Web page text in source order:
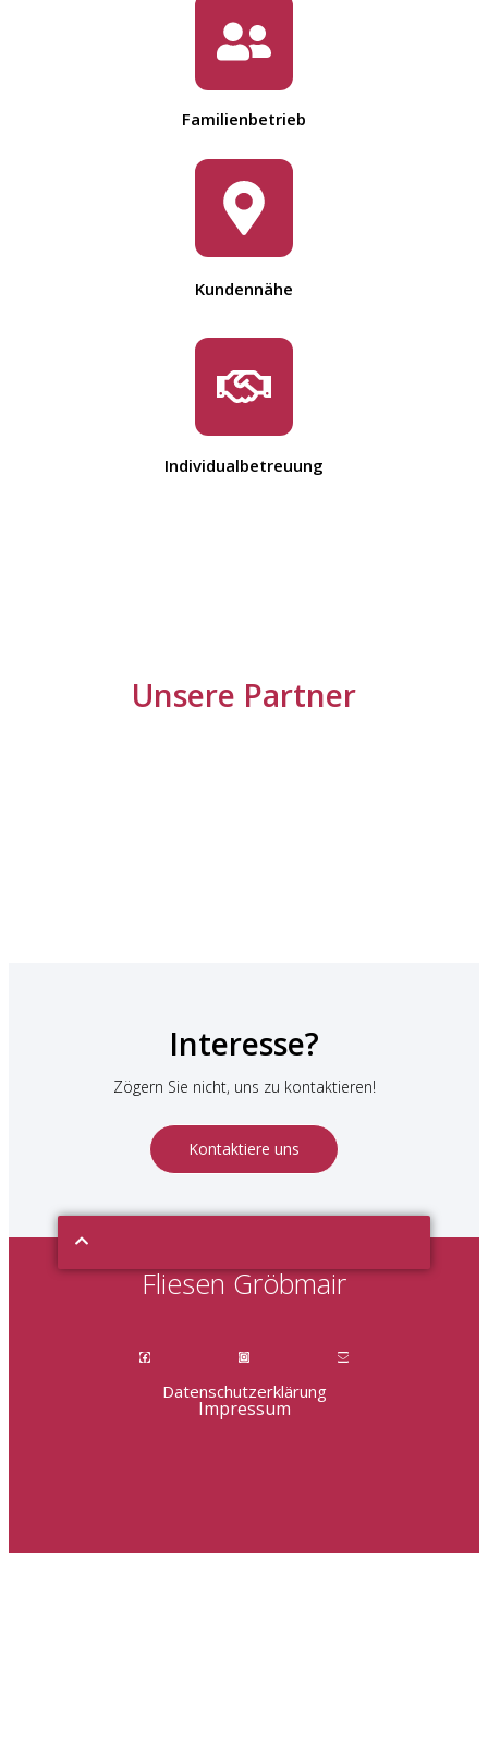
Familienbetrieb
Kundennähe
Individualbetreuung
Unsere Partner
Interesse?
Zögern Sie nicht, uns zu kontaktieren!
Kontaktiere uns
Fliesen Gröbmair
Datenschutzerklärung
Impressum